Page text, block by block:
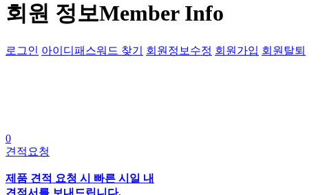
회원 정보Member Info
로그인 아이디패스워드 찾기 회원정보수정 회원가입 회원탈퇴
0
견적요청
제품 견적 요청 시 빠른 시일 내
견적서를 보내드립니다.